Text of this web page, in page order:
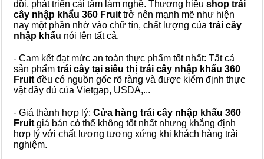
dồi, phát triển cái tâm làm nghề. Thương hiệu shop trái
cây nhập khẩu 360 Fruit trở nên mạnh mẽ như hiện
nay một phần nhờ vào chữ tín, chất lượng của trái cây
nhập khẩu nói lên tất cả.
- Cam kết đạt mức an toàn thực phẩm tốt nhất: Tất cả
sản phẩm trái cây tại siêu thị trái cây nhập khẩu 360
Fruit đều có nguồn gốc rõ ràng và được kiểm định thực
vật đầy đủ của Vietgap, USDA,...
- Giá thành hợp lý: Cửa hàng trái cây nhập khẩu 360
Fruit giá bán có thể không tốt nhất nhưng khẳng định
hợp lý với chất lượng tương xứng khi khách hàng trải
nghiệm.